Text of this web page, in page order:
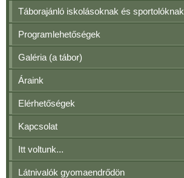
Táborajánló iskolásoknak és sportolóknak
Programlehetőségek
Galéria (a tábor)
Áraink
Elérhetőségek
Kapcsolat
Itt voltunk...
Látnivalók gyomaendrődön